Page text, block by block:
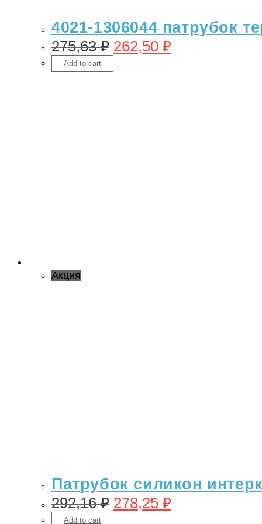
4021-1306044 патрубок
275,63₽ 262,50 ₽
Add to cart
Акция
Патрубок силикон
292,16₽ 278,25 ₽
Add to cart